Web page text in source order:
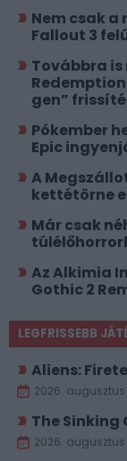
Nem csak
Fallout 3
Továbbra
gen”
Pókember
Epic
A
kettétörne
Már csak
Az Alkimia
Gothic 2
LEGFRISSEBB
Aliens:
2026. augusztus
The Sinking
2026. augusztus